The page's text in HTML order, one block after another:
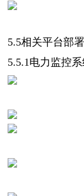
5.5相关平台部
5.5.1电力监控